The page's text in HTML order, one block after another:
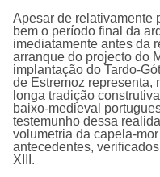
Apesar de relativamente
bem o período final da
imediatamente antes da
arranque do projecto do
implantação do Tardo-
de Estremoz representa,
longa tradição
baixo-medieval
testemunho dessa
volumetria da capela-
antecedentes,
XIII.